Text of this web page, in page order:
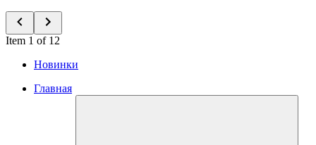
Item 1 of 12
Новинки
Главная